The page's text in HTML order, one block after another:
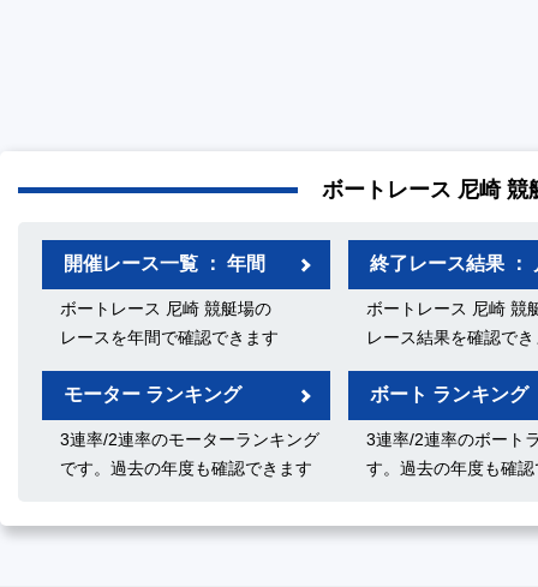
ボートレース 尼崎 競
開催レース一覧 ： 年間
ボートレース 尼崎 競艇場の
レースを年間で確認できます
終了レース結果 ：
ボートレース 尼崎 競
レース結果を確認で
モーター ランキング
3連率/2連率のモーターランキング
です。過去の年度も確認できます
ボート ランキング
3連率/2連率のボート
す。過去の年度も確